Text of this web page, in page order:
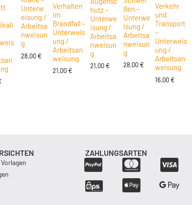
Unterw
eisung /
Arbeitsa
nweisun
g
28,00 €
Verhalten
im
Brandfall –
Unterweis
ung /
Arbeitsan
weisung
21,00 €
hutz –
Unterwe
isung /
Arbeitsa
nweisun
g
21,00 €
ßen –
Unterwe
isung /
Arbeitsa
nweisun
g
28,00 €
Verkehr
und
Transport
–
Unterweis
ung /
Arbeitsan
weisung
16,00 €
ZAHLUNGSARTEN